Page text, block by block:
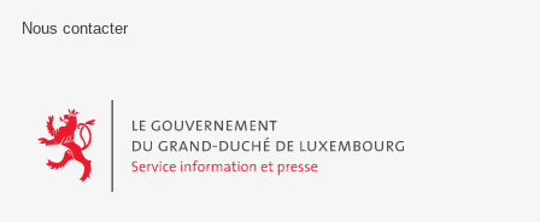
Nous contacter
Le Gouvernement du Grand-Duché de Luxembourg - Service